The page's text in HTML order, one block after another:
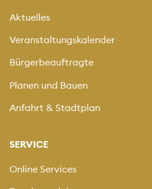
Aktuelles
Veranstaltungskalender
Bürgerbeauftragte
Planen und Bauen
Anfahrt & Stadtplan
SERVICE
Online Services